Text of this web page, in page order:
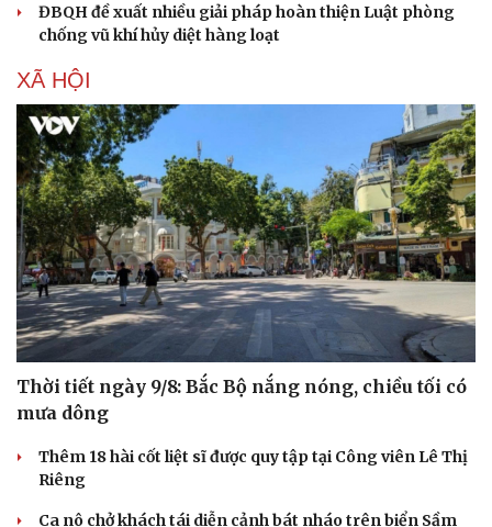
ĐBQH đề xuất nhiều giải pháp hoàn thiện Luật phòng
chống vũ khí hủy diệt hàng loạt
XÃ HỘI
Thời tiết ngày 9/8: Bắc Bộ nắng nóng, chiều tối có
mưa dông
Thêm 18 hài cốt liệt sĩ được quy tập tại Công viên Lê Thị
Riêng
Ca nô chở khách tái diễn cảnh bát nháo trên biển Sầm